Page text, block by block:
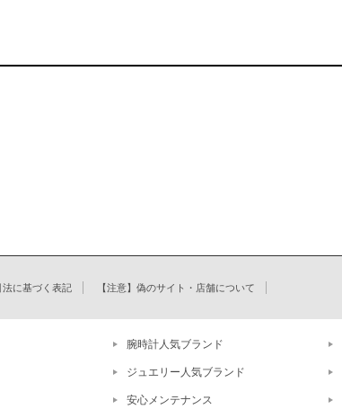
法に基づく表記 【注意】偽のサイト・店舗について
腕時計人気ブランド
ジュエリー人気ブランド
安心メンテナンス